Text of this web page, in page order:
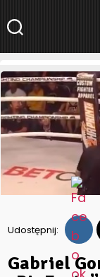
NaszeMMA.pl»
„BigFoota” Silvę
Udostępnij:
Gabriel